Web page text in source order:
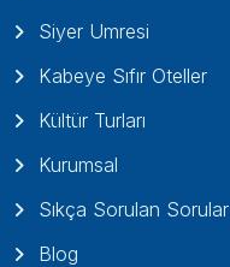
Siyer Umresi
Kabeye Sıfır Oteller
Kültür Turları
Kurumsal
Sıkça Sorulan Sorular
Blog